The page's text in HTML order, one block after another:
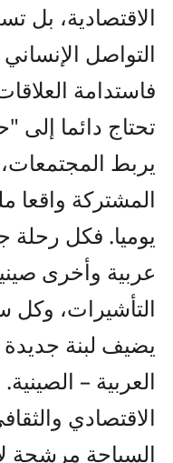
الاقتصادية، بل
التواصل
فاستدامة
تحتاج دائما
يربط
المشتركة واقعا
يوميا. فكل رحلة
عربية وأخرى
التأشيرات، وكل
يضيف لبنة
العربية –
الاقتصادي
السياحة مرشحة